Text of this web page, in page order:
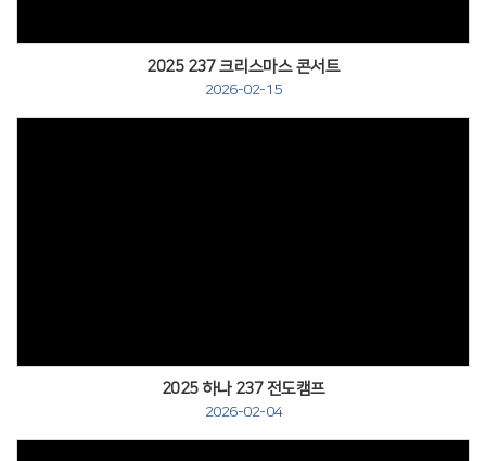
2025 237 크리스마스 콘서트
2026-02-15
2025 하나 237 전도캠프
2026-02-04